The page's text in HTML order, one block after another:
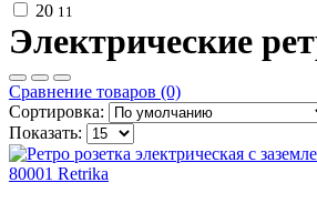
20 11
Электрические
Сравнение товаров (0)
Сортировка:
Показать: